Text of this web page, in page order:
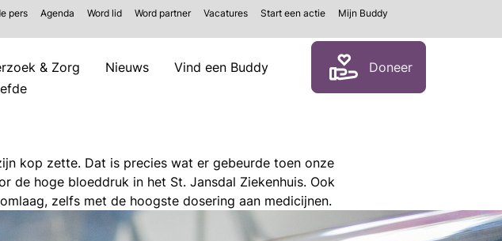
& Zorg Nieuws Vind een Buddy Doneer
pers Agenda Word lid Word partner Vacatures Start een actie Mijn Buddy
kop zette. Dat is precies wat er gebeurde toen onze
de hoge bloeddruk in het St. Jansdal Ziekenhuis. Ook
zelfs met de hoogste dosering aan medicijnen.